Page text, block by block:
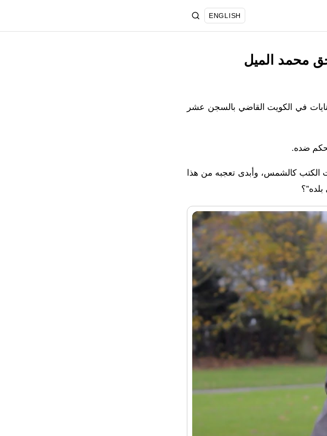
ENGLISH
محمد الميل
في الكويت القاضي بالسجن عشر
ضده.
الكتب كالشمس، وأبدى تعجبه من هذا